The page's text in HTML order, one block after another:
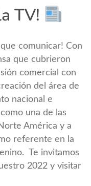
TV!
comunicar! Con
que cubrieron
comercial con
del área de
nacional e
una de las
América y a
referente en la
Te invitamos
2022 y visitar